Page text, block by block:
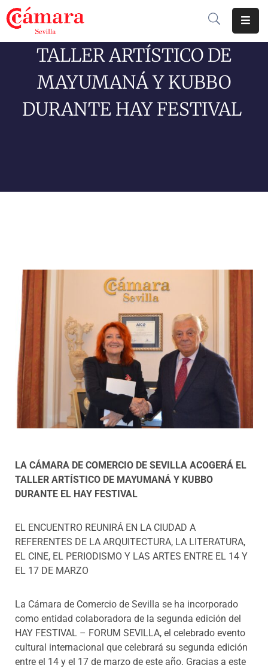
Cámara
Comercio
Soluciones
Programas
TALLER ARTÍSTICO DE
MAYUMANÁ Y KUBBO
DURANTE HAY FESTIVAL
LA CÁMARA DE COMERCIO DE SEVILLA ACOGERÁ EL
TALLER ARTÍSTICO DE MAYUMANÁ Y KUBBO
DURANTE EL HAY FESTIVAL
EL ENCUENTRO REUNIRÁ EN LA CIUDAD A
REFERENTES DE LA ARQUITECTURA, LA LITERATURA,
EL CINE, EL PERIODISMO Y LAS ARTES ENTRE EL 14 Y
EL 17 DE MARZO
La Cámara de Comercio de Sevilla se ha incorporado
como entidad colaboradora de la segunda edición del
HAY FESTIVAL – FORUM SEVILLA, el celebrado evento
cultural internacional que celebrará su segunda edición
entre el 14 y el 17 de marzo de este año. Gracias a este